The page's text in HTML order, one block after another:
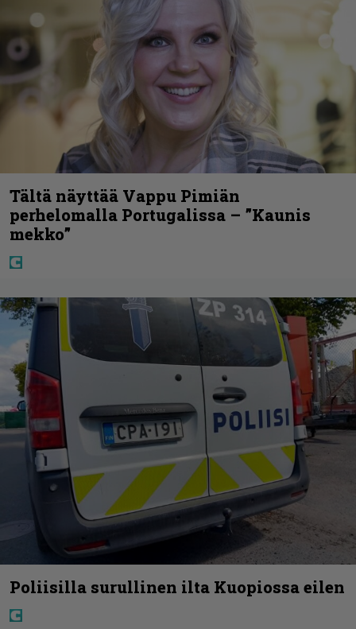
Tältä näyttää Vappu Pimiän
perhelomalla Portugalissa – ”Kaunis
mekko”
Poliisilla surullinen ilta Kuopiossa eilen